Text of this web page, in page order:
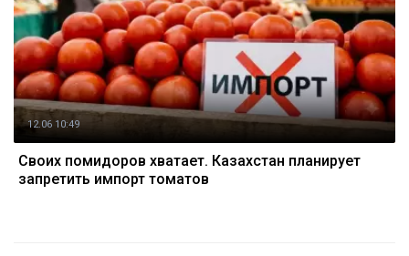
12.06 10:49
Своих помидоров хватает. Казахстан планирует
запретить импорт томатов